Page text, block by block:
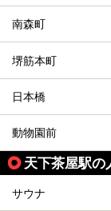
南森町
堺筋本町
日本橋
動物園前
天下茶屋駅の
サウナ